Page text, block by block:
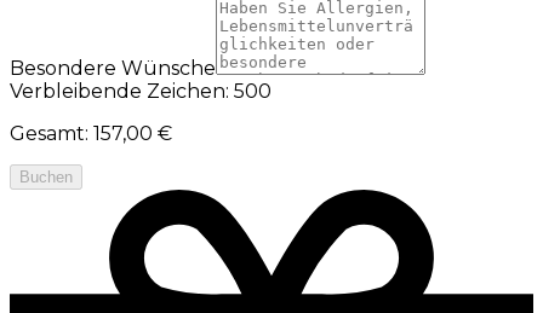
Besondere Wünsche
Verbleibende Zeichen: 500
Gesamt: 157,00 €
Buchen